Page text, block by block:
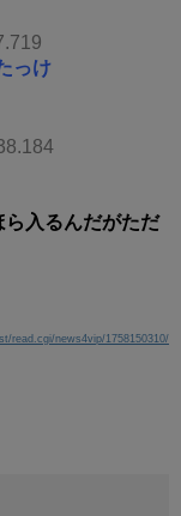
っけ
入るんだがただ
read.cgi/news4vip/1758150310/